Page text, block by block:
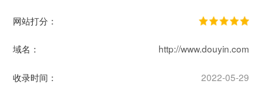
网站打分：
域名： http://www.douyin.com
收录时间： 2022-05-29